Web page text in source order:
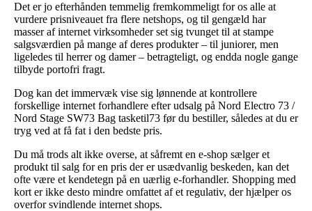
Det er jo efterhånden temmelig fremkommeligt for os alle at
vurdere prisniveauet fra flere netshops, og til gengæld har
masser af internet virksomheder set sig tvunget til at stampe
salgsværdien på mange af deres produkter – til juniorer, men
ligeledes til herrer og damer – betragteligt, og endda nogle gange
tilbyde portofri fragt.
Dog kan det immervæk vise sig lønnende at kontrollere
forskellige internet forhandlere efter udsalg på Nord Electro 73 /
Nord Stage SW73 Bag tasketil73 før du bestiller, således at du er
tryg ved at få fat i den bedste pris.
Du må trods alt ikke overse, at såfremt en e-shop sælger et
produkt til salg for en pris der er usædvanlig beskeden, kan det
ofte være et kendetegn på en uærlig e-forhandler. Shopping med
kort er ikke desto mindre omfattet af et regulativ, der hjælper os
overfor svindlende internet shops.